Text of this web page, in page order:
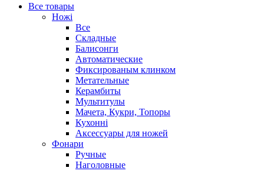
Все товары
Ножі
Все
Складные
Балисонги
Автоматические
Фиксированым клинком
Метательные
Керамбиты
Мультитулы
Мачета, Кукри, Топоры
Кухонні
Аксессуары для ножей
Фонари
Ручные
Наголовные